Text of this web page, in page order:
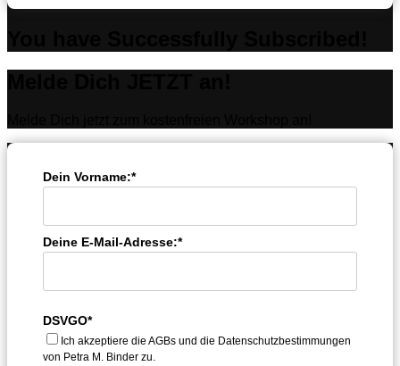
Dein Vorname:*
Deine E-Mail-Adresse:*
DSVGO*
Ich akzeptiere die AGBs und die Datenschutzbestimmungen
von Petra M. Binder zu.